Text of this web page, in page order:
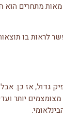
מתחרים הוא
לראות בו
גדול, אז כן.
יותר